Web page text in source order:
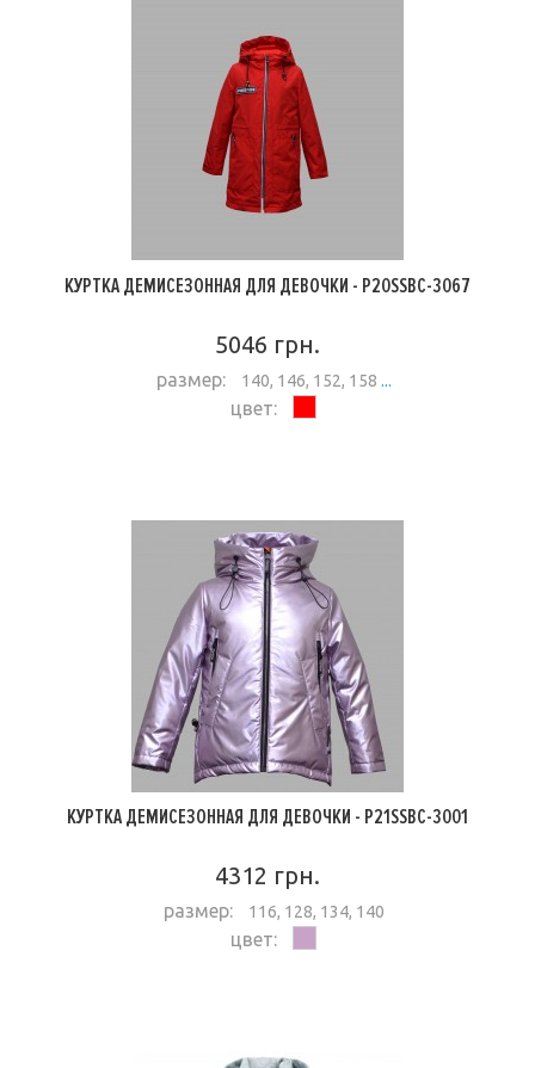
КУРТКА ДЕМИСЕЗОННАЯ ДЛЯ ДЕВОЧКИ - P20SSBC-3067
5046 грн.
размер: 140, 146, 152, 158 ...
цвет:
КУРТКА ДЕМИСЕЗОННАЯ ДЛЯ ДЕВОЧКИ - P21SSBC-3001
4312 грн.
размер: 116, 128, 134, 140
цвет: